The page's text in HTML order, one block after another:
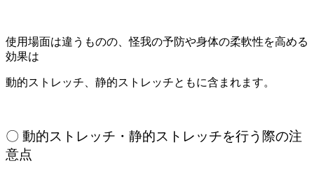
使用場面は違うものの、怪我の予防や身体の柔軟性を高める
効果は
動的ストレッチ、静的ストレッチともに含まれます。
〇 動的ストレッチ・静的ストレッチを行う際の注
意点